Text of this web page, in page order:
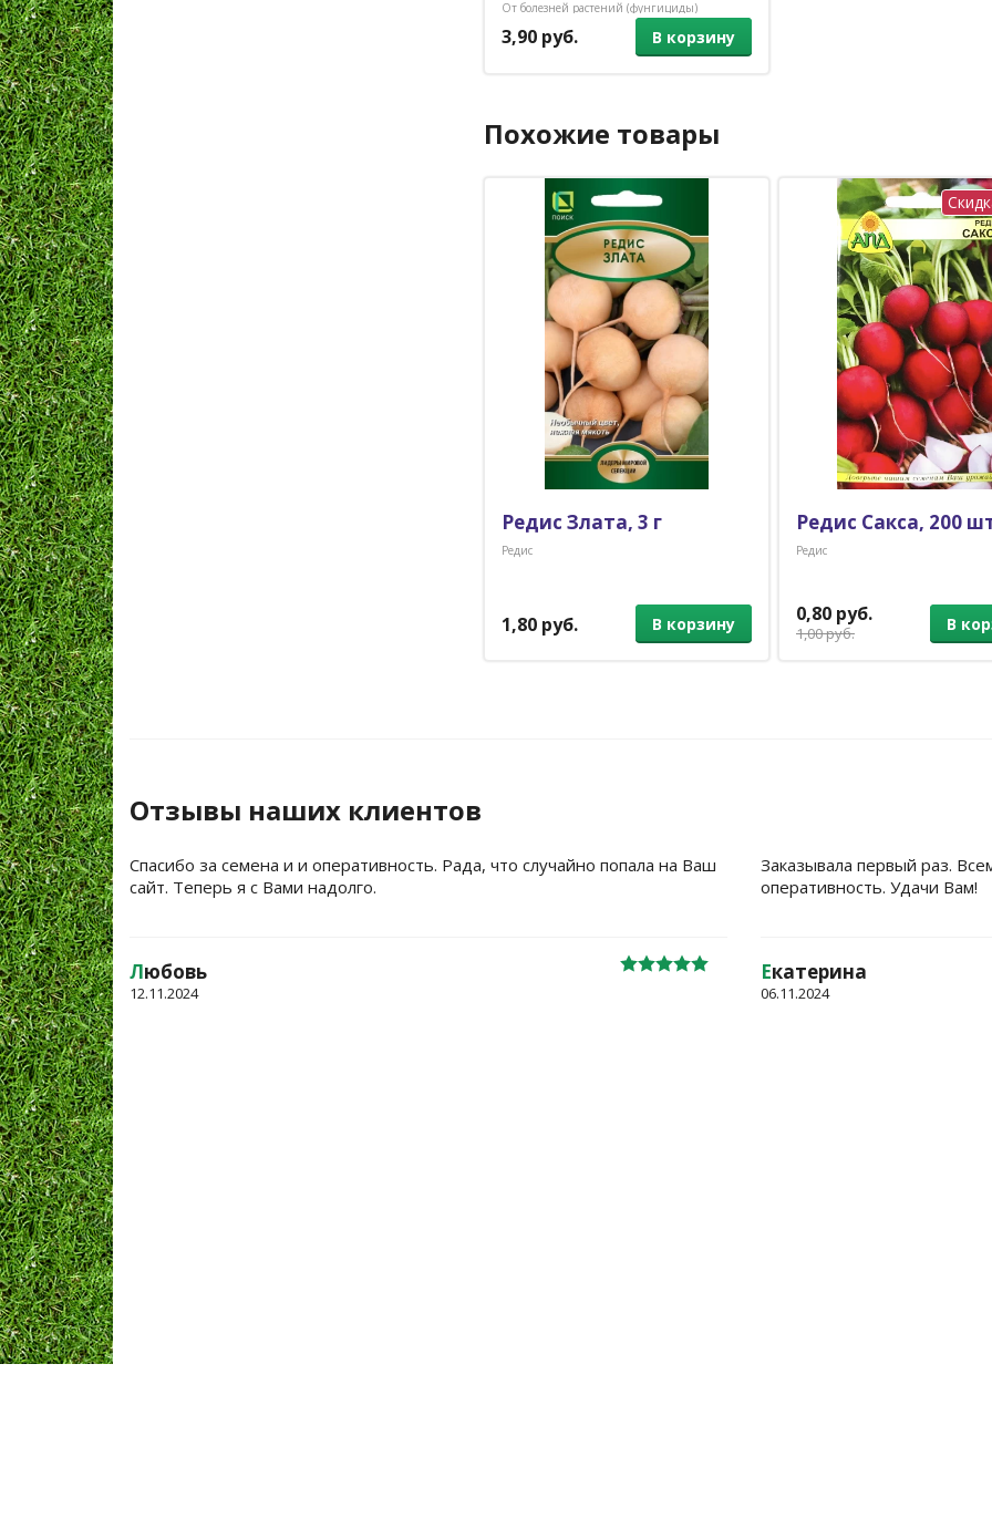
От болезней растений (фунгициды)
3,90 руб. В корзину
Похожие товары
Редис Злата, 3 г
Редис
1,80 руб. В корзину
Редис Сакса, 200
Редис
0,80 руб.
1,00 руб. В
Отзывы наших клиентов
Спасибо за семена и и оперативность. Рада, что случайно попала на Ваш
сайт. Теперь я с Вами надолго.
Любовь
12.11.2024
Заказывала первый раз.
оперативность. Удачи Вам!
Екатерина
06.11.2024